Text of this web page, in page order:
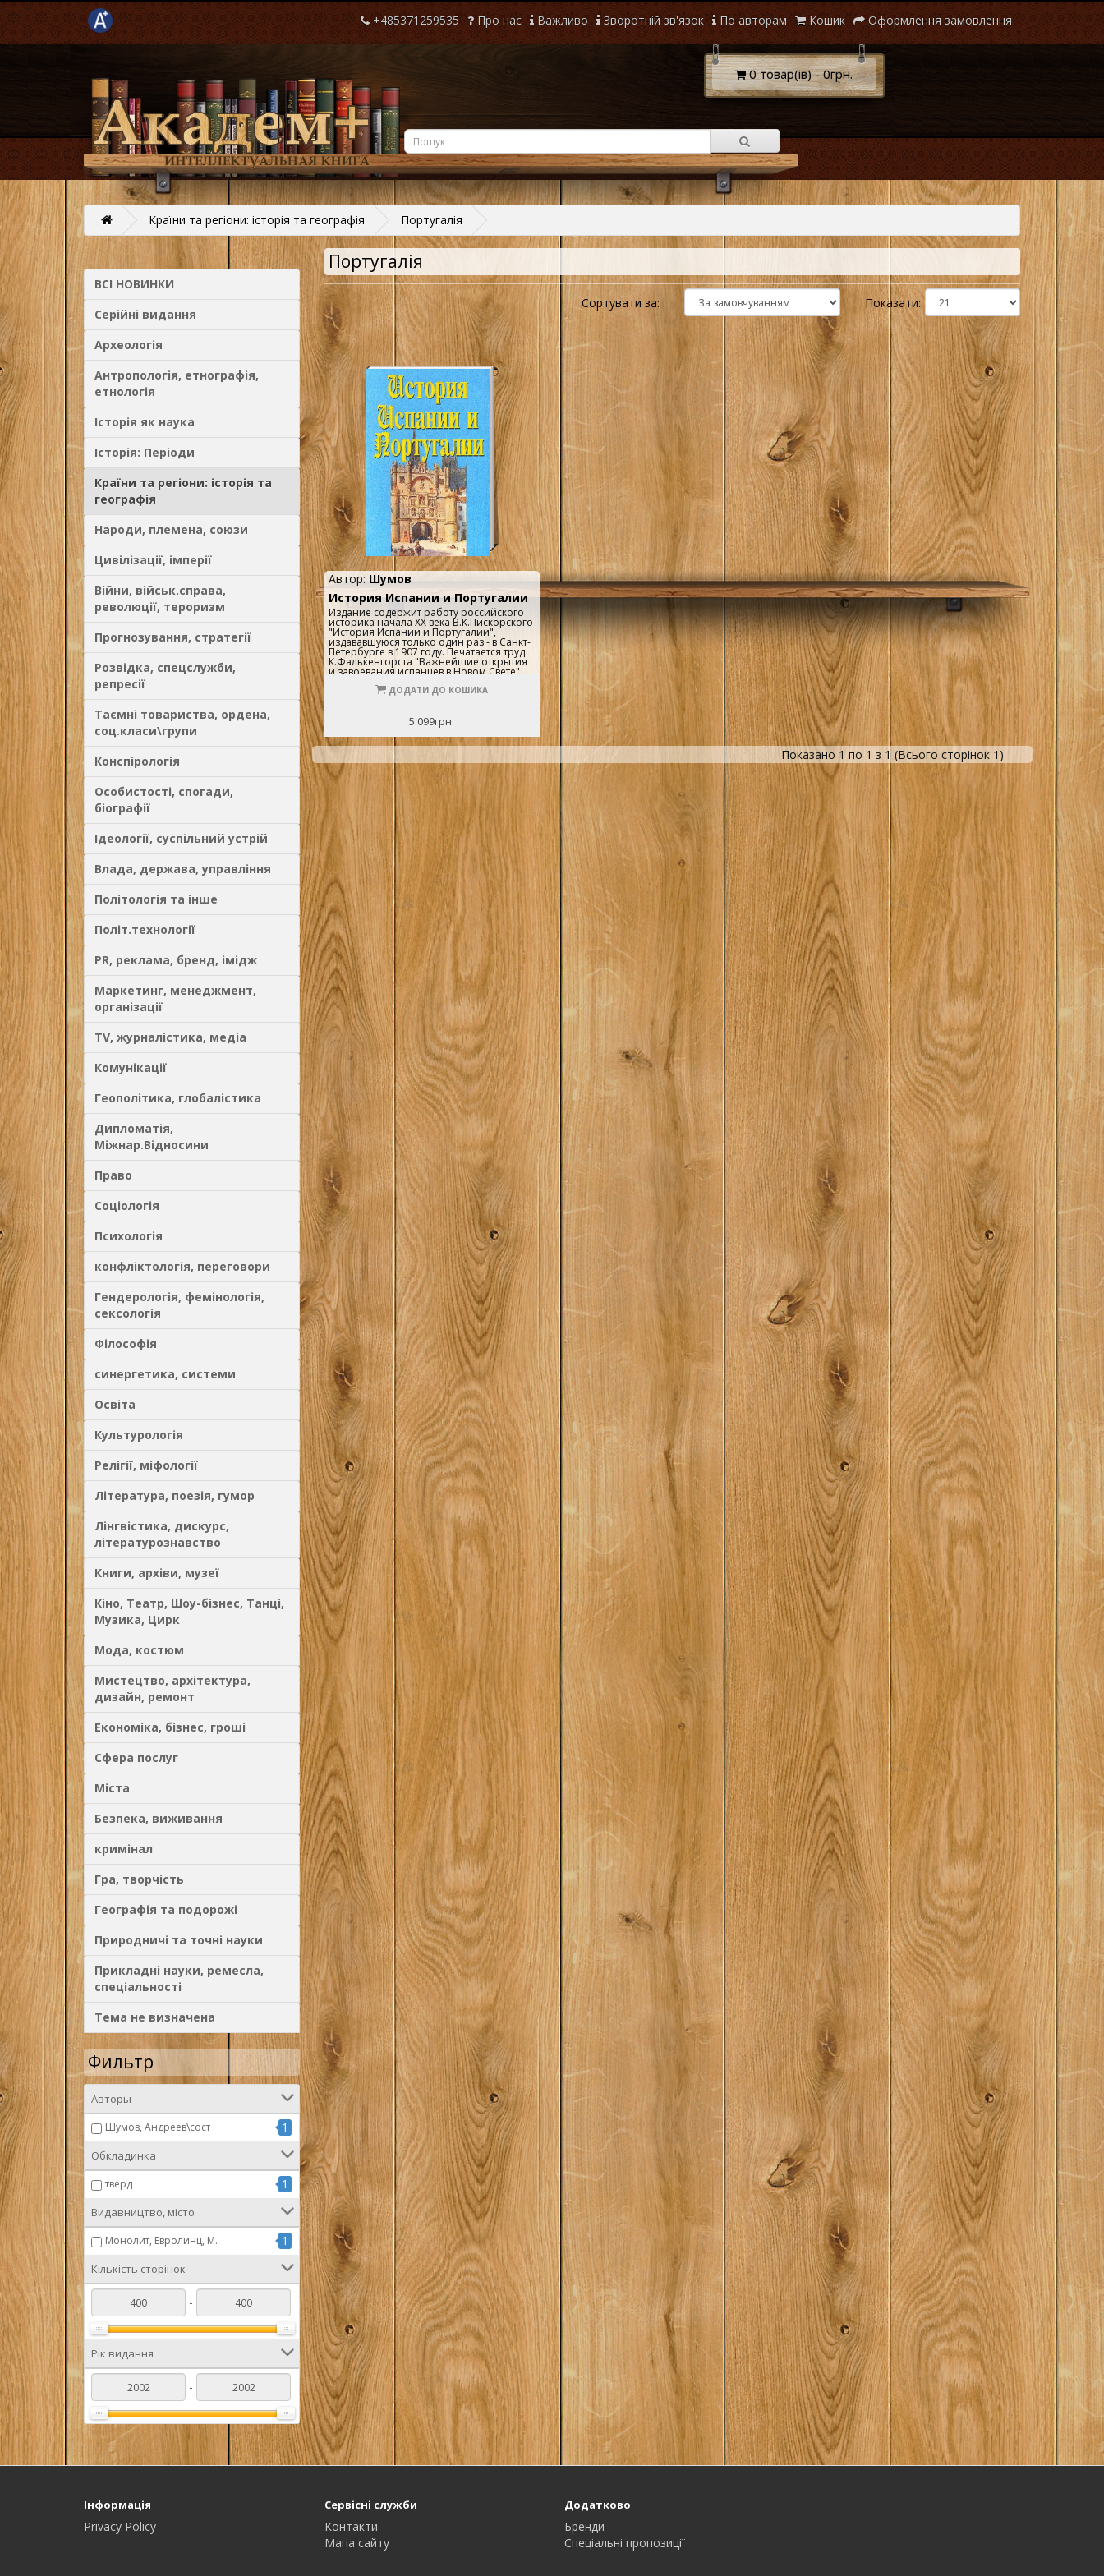
+485371259535 Про нас Важливо Зворотній зв'язок По авторам Кошик Оформлення замовлення
0 товар(ів) - 0грн.
Країни та регіони: історія та географія Португалія
ВСІ НОВИНКИ
Серійні видання
Археологія
Антропологія, етнографія,
етнологія
Історія як наука
Історія: Періоди
Країни та регіони: історія та
географія
Народи, племена, союзи
Цивілізації, імперії
Війни, військ.справа,
революції, тероризм
Прогнозування, стратегії
Розвідка, спецслужби,
репресії
Таємні товариства, ордена,
соц.класи\групи
Конспірологія
Особистості, спогади,
біографії
Ідеології, суспільний устрій
Влада, держава, управління
Політологія та інше
Політ.технології
PR, реклама, бренд, імідж
Маркетинг, менеджмент,
організації
TV, журналістика, медіа
Комунікації
Геополітика, глобалістика
Дипломатія,
Міжнар.Відносини
Право
Соціологія
Психологія
конфліктологія, переговори
Гендерологія, фемінологія,
сексологія
Філософія
синергетика, системи
Освіта
Культурологія
Релігії, міфології
Література, поезія, гумор
Лінгвістика, дискурс,
літературознавство
Книги, архіви, музеї
Кіно, Театр, Шоу-бізнес, Танці,
Музика, Цирк
Мода, костюм
Мистецтво, архітектура,
дизайн, ремонт
Економіка, бізнес, гроші
Сфера послуг
Міста
Безпека, виживання
кримінал
Гра, творчість
Географія та подорожі
Природничі та точні науки
Прикладні науки, ремесла,
спеціальності
Тема не визначена
Фильтр
Авторы
Шумов, Андреев\сост 1
Обкладинка
тверд 1
Видавництво, місто
Монолит, Евролинц, М. 1
Кількість сторінок
-
Рік видання
-
Португалія
Сортувати за: Показати:
Автор:Шумов
История Испании и Португалии
Издание содержит работу российского
историка начала XX века В.К.Пискорского
"История Испании и Португалии",
издававшуюся только один раз - в Санкт-
Петербурге в 1907 году. Печатается труд
К.Фалькенгорста "Важнейшие открытия
и завоевания испанцев в Новом Свете",
Также печатается памятник испанского
Публикуется и часть работы историка
конца XIX века М.М.Владимирского
"Рассказ про великие дела маленького
государства" - о португальских морских
открытиях. В издание также включена
"Краткая история Испании и Португалии"
С.Шумова и А.Андреева, написанная по
современным материалам и доводящая
историю стран Пиренейского
полуострова до конца XX века...
ДОДАТИ ДО КОШИКА
5.099грн.
Показано 1 по 1 з 1 (Всього сторінок 1)
Інформація
Privacy Policy
Сервісні служби
Контакти
Мапа сайту
Додатково
Бренди
Спеціальні пропозиції